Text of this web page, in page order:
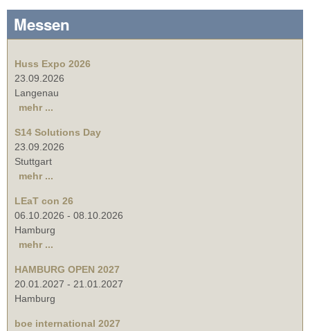
Messen
Huss Expo 2026
23.09.2026
Langenau
mehr ...
S14 Solutions Day
23.09.2026
Stuttgart
mehr ...
LEaT con 26
06.10.2026 - 08.10.2026
Hamburg
mehr ...
HAMBURG OPEN 2027
20.01.2027 - 21.01.2027
Hamburg
boe international 2027